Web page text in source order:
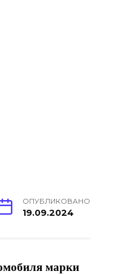
ОПУБЛИКОВАНО
19.09.2024
марки